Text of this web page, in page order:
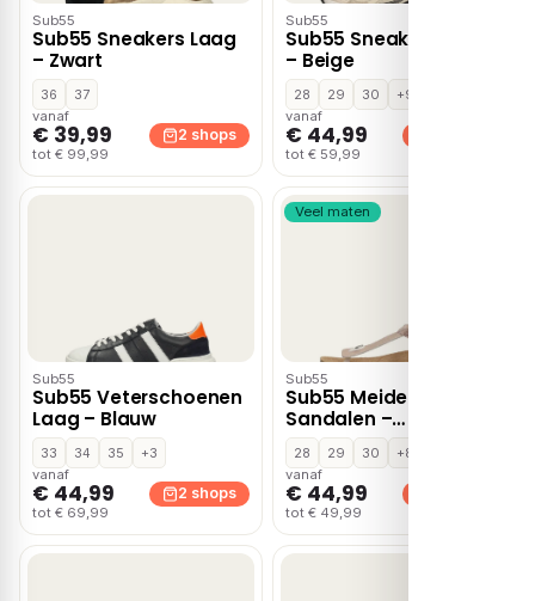
Sub55
Sub55 Sneakers Laag
– Zwart
36
37
vanaf
€ 39,99
tot € 99,99
2 shops
Sub55
Sub55 Sneakers Laag
– Beige
28 29 30
+9
vanaf
€ 44,99
tot € 59,99
Sub55
Sub55 Veterschoenen
Laag – Blauw
33 34 35
+3
vanaf
€ 44,99
tot € 69,99
2 shops
Veel maten
Sub55
Sub55 Meiden
Sandalen –
Champagne
28 29 30
+8
vanaf
€ 44,99
tot € 49,99